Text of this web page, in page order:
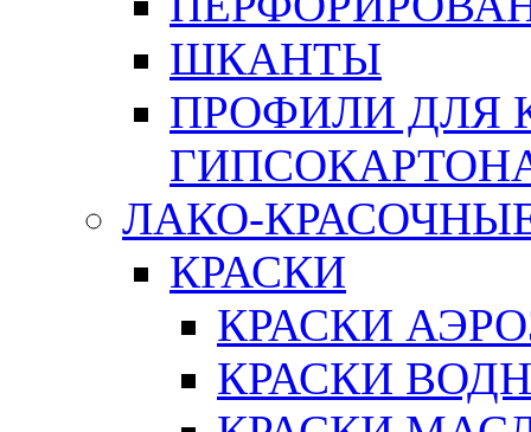
ШКАНТЫ
ПРОФИЛИ ДЛЯ
ЛАКО-
КРАСКИ
КРАСКИ
КРАСКИ